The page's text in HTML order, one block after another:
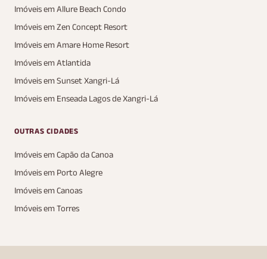
Imóveis em Allure Beach Condo
Imóveis em Zen Concept Resort
Imóveis em Amare Home Resort
Imóveis em Atlantida
Imóveis em Sunset Xangri-Lá
Imóveis em Enseada Lagos de Xangri-Lá
OUTRAS CIDADES
Imóveis em Capão da Canoa
Imóveis em Porto Alegre
Imóveis em Canoas
Imóveis em Torres